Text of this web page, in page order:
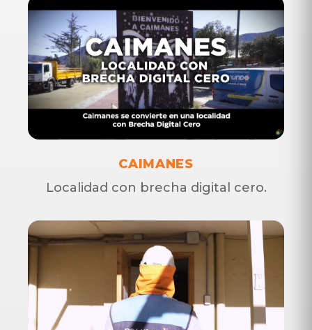
Respaldo Móvil:
Línea directa
600 9100 200
600 9100 200
CAIMANES
Localidad con brecha digital cero.